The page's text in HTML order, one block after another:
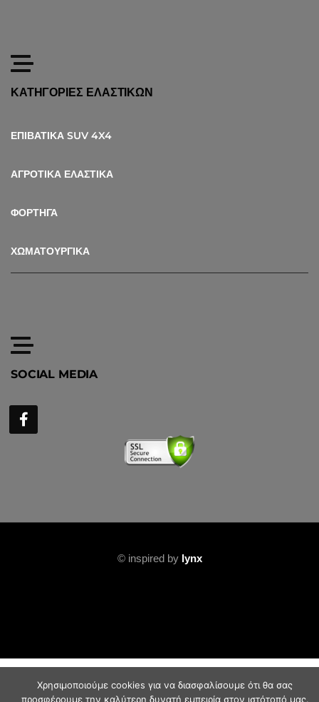
ΚΑΤΗΓΟΡΙΕΣ ΕΛΑΣΤΙΚΩΝ
ΕΠΙΒΑΤΙΚΑ SUV 4X4
ΑΓΡΟΤΙΚΑ ΕΛΑΣΤΙΚΑ
ΦΟΡΤΗΓΑ
ΧΩΜΑΤΟΥΡΓΙΚΑ
SOCIAL MEDIA
© inspired by lynx
Χρησιμοποιούμε cookies για να διασφαλίσουμε ότι θα σας
προσφέρουμε την καλύτερη δυνατή εμπειρία στον ιστότοπό μας.